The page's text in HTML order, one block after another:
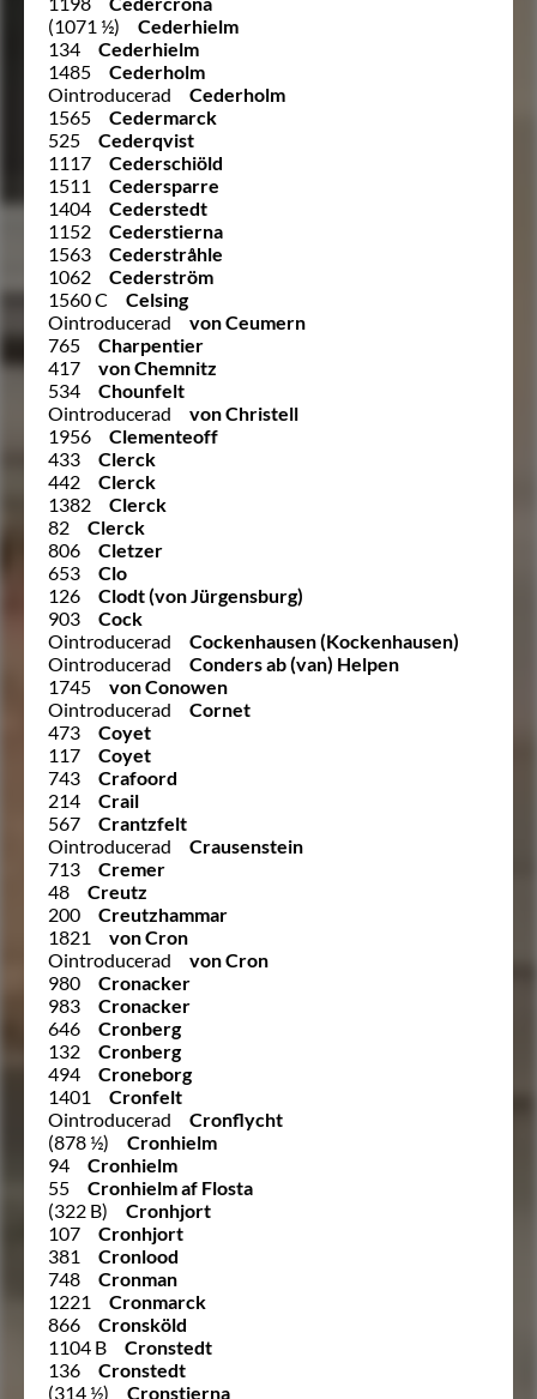
(1071 ½)
Cederhielm
134
Cederhielm
1485
Cederholm
Ointroducerad
Cederholm
1565
Cedermarck
525
Cederqvist
1117
Cederschiöld
1511
Cedersparre
1404
Cederstedt
1152
Cederstierna
1563
Cederstråhle
1062
Cederström
1560 C
Celsing
Ointroducerad
von Ceumern
765
Charpentier
417
von Chemnitz
534
Chounfelt
Ointroducerad
von Christell
1956
Clementeoff
433
Clerck
442
Clerck
1382
Clerck
82
Clerck
806
Cletzer
653
Clo
126
Clodt (von Jürgensburg)
903
Cock
Ointroducerad
Cockenhausen (Kockenhausen)
Ointroducerad
Conders ab (van) Helpen
1745
von Conowen
Ointroducerad
Cornet
473
Coyet
117
Coyet
743
Crafoord
214
Crail
567
Crantzfelt
Ointroducerad
Crausenstein
713
Cremer
48
Creutz
200
Creutzhammar
1821
von Cron
Ointroducerad
von Cron
980
Cronacker
983
Cronacker
646
Cronberg
132
Cronberg
494
Croneborg
1401
Cronfelt
Ointroducerad
Cronflycht
(878 ½)
Cronhielm
94
Cronhielm
55
Cronhielm af Flosta
(322 B)
Cronhjort
107
Cronhjort
381
Cronlood
748
Cronman
1221
Cronmarck
866
Cronsköld
1104 B
Cronstedt
136
Cronstedt
(314 ½)
Cronstierna